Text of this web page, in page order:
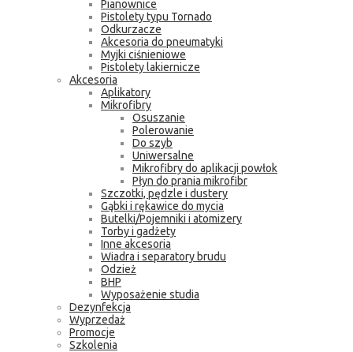
Pianownice
Pistolety typu Tornado
Odkurzacze
Akcesoria do pneumatyki
Myjki ciśnieniowe
Pistolety lakiernicze
Akcesoria
Aplikatory
Mikrofibry
Osuszanie
Polerowanie
Do szyb
Uniwersalne
Mikrofibry do aplikacji powłok
Płyn do prania mikrofibr
Szczotki, pędzle i dustery
Gąbki i rękawice do mycia
Butelki/Pojemniki i atomizery
Torby i gadżety
Inne akcesoria
Wiadra i separatory brudu
Odzież
BHP
Wyposażenie studia
Dezynfekcja
Wyprzedaż
Promocje
Szkolenia